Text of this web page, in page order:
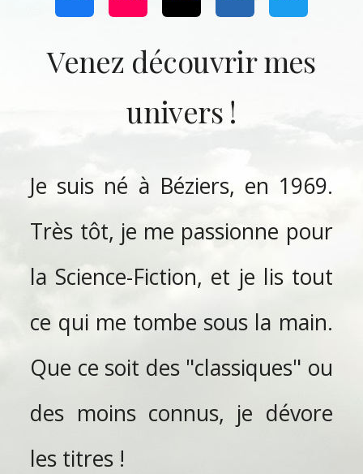
Venez découvrir mes
univers !
Je suis né à Béziers, en 1969.
Très tôt, je me passionne pour
la Science-Fiction, et je lis tout
ce qui me tombe sous la main.
Que ce soit des "classiques" ou
des moins connus, je dévore
les titres !